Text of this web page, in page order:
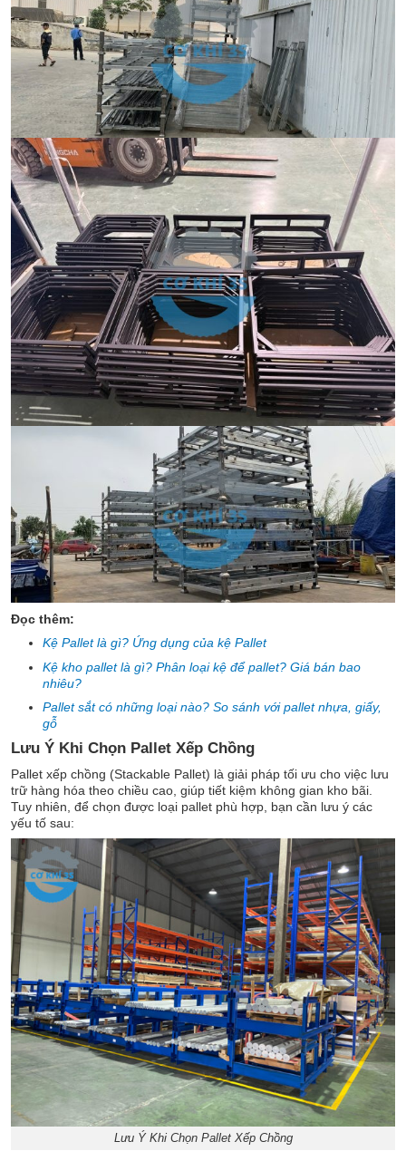
Đọc thêm:
Kệ Pallet là gì? Ứng dụng của kệ Pallet
Kệ kho pallet là gì? Phân loại kệ để pallet? Giá bán bao
nhiêu?
Pallet sắt có những loại nào? So sánh với pallet nhựa, giấy,
gỗ
Lưu Ý Khi Chọn Pallet Xếp Chồng
Pallet xếp chồng (Stackable Pallet) là giải pháp tối ưu cho việc lưu
trữ hàng hóa theo chiều cao, giúp tiết kiệm không gian kho bãi.
Tuy nhiên, để chọn được loại pallet phù hợp, bạn cần lưu ý các
yếu tố sau:
Lưu Ý Khi Chọn Pallet Xếp Chồng